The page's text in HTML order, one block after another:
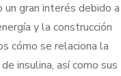
gran interés debido a
y la construcción
cómo se relaciona la
insulina, así como sus